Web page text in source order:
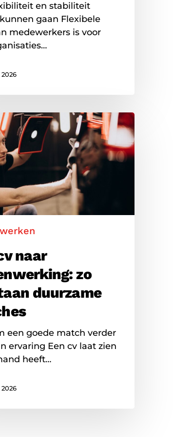
en stabiliteit
gaan Flexibele
medewerkers is voor
naar
zo
duurzame
een goede match verder
ervaring Een cv laat zien
heeft…